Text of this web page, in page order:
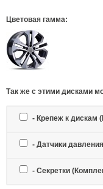
Цветовая гамма:
Так же c этими дисками
- Крепеж к дискам
- Датчики давления
- Секретки